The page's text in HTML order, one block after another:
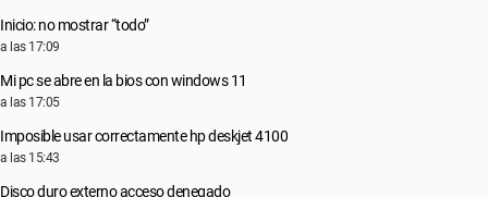
Inicio: no mostrar “todo”
a las 17:09
Mi pc se abre en la bios con windows 11
a las 17:05
Imposible usar correctamente hp deskjet 4100
a las 15:43
Disco duro externo acceso denegado